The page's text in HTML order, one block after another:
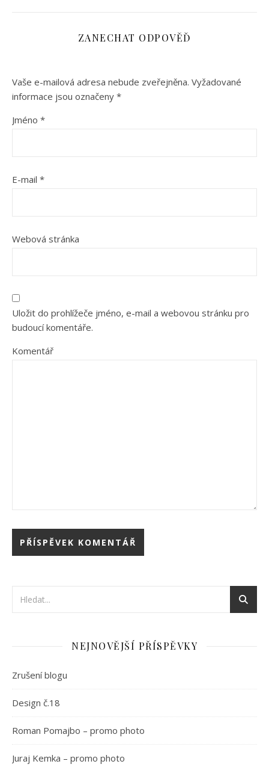
ZANECHAT ODPOVĚĎ
Vaše e-mailová adresa nebude zveřejněna. Vyžadované
informace jsou označeny *
Jméno *
E-mail *
Webová stránka
Uložit do prohlížeče jméno, e-mail a webovou stránku pro
budoucí komentáře.
Komentář
NEJNOVĚJŠÍ PŘÍSPĚVKY
Zrušení blogu
Design č.18
Roman Pomajbo – promo photo
Juraj Kemka – promo photo